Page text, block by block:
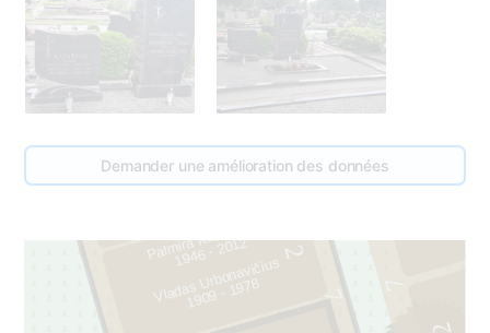
Demander une amélioration des données
7
7
1
2
Palmira Kataržienė
1946 - 2012
Vladas Urbonavičius
1909 - 1978
2